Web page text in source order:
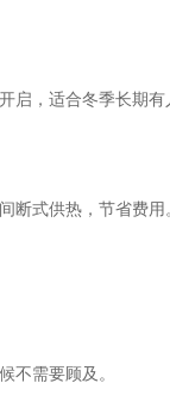
启， 适合冬季长期有
断式供热， 节省费用
不需要顾及。